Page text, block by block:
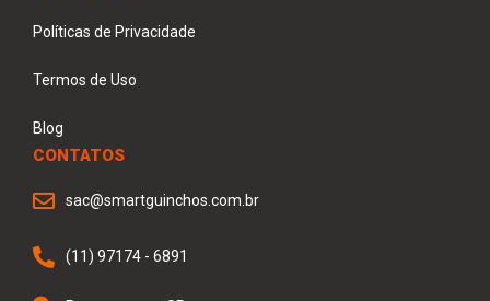
Políticas de Privacidade
Termos de Uso
Blog
CONTATOS
sac@smartguinchos.com.br
(11) 97174 - 6891